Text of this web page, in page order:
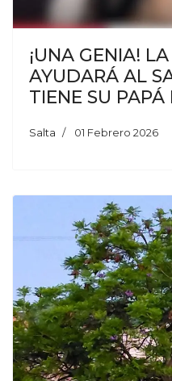
¡UNA GENIA!
AYUDARÁ AL
TIENE SU
Salta 01 Febrero 2026